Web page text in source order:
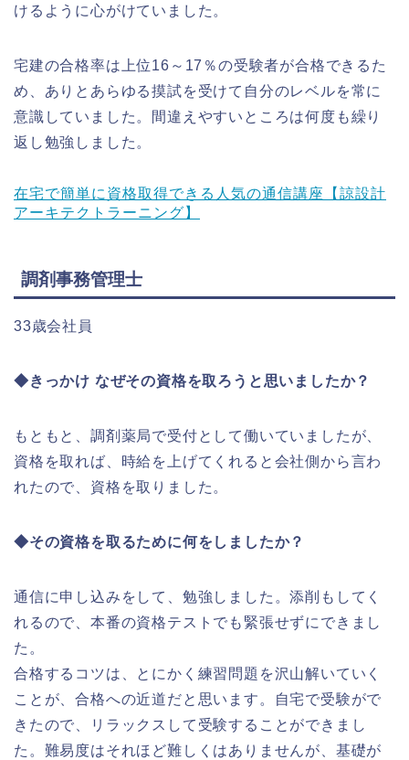
けるように心がけていました。
宅建の合格率は上位16～17％の受験者が合格できるた
め、ありとあらゆる摸試を受けて自分のレベルを常に
意識していました。間違えやすいところは何度も繰り
返し勉強しました。
在宅で簡単に資格取得できる人気の通信講座【諒設計
アーキテクトラーニング】
調剤事務管理士
33歳会社員
◆きっかけ なぜその資格を取ろうと思いましたか？
もともと、調剤薬局で受付として働いていましたが、
資格を取れば、時給を上げてくれると会社側から言わ
れたので、資格を取りました。
◆その資格を取るために何をしましたか？
通信に申し込みをして、勉強しました。添削もしてく
れるので、本番の資格テストでも緊張せずにできまし
た。
合格するコツは、とにかく練習問題を沢山解いていく
ことが、合格への近道だと思います。自宅で受験がで
きたので、リラックスして受験することができまし
た。難易度はそれほど難しくはありませんが、基礎が